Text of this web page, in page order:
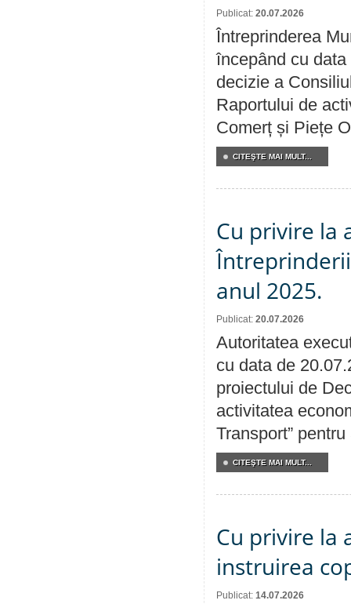
Publicat: 20.07.2026
Întreprinderea
începând cu
decizie a
Raportului de
Comerț și Piețe
CITEŞTE MAI MULT...
Cu privire la
anul 2025.
Publicat: 20.07.2026
Autoritatea
cu data de
proiectului de
activitatea
Transport” pentru
CITEŞTE MAI MULT...
Cu privire la
instruirea
Publicat: 14.07.2026